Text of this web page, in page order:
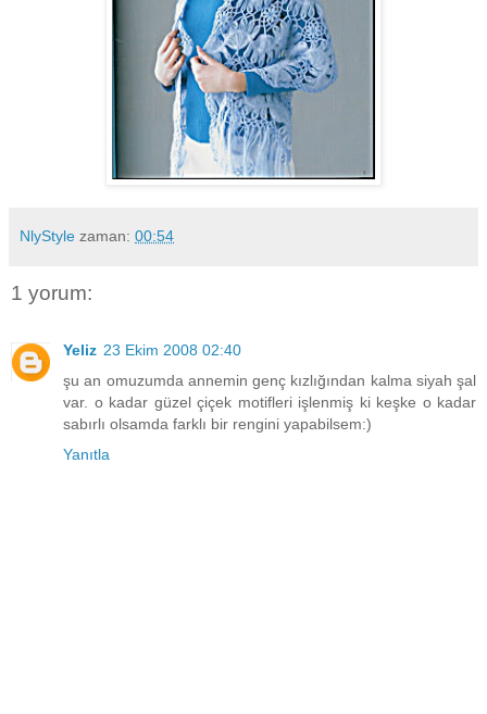
NlyStyle zaman: 00:54
1 yorum:
Yeliz 23 Ekim 2008 02:40
şu an omuzumda annemin genç kızlığından kalma siyah şal
var. o kadar güzel çiçek motifleri işlenmiş ki keşke o kadar
sabırlı olsamda farklı bir rengini yapabilsem:)
Yanıtla